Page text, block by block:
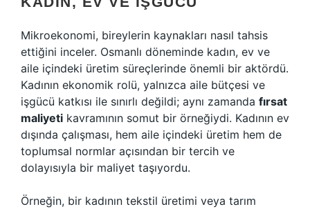
Mikroekonomi, bireylerin kaynakları nasıl tahsis
ettiğini inceler. Osmanlı döneminde kadın, ev ve
aile içindeki üretim süreçlerinde önemli bir aktördü.
Kadının ekonomik rolü, yalnızca aile bütçesi ve
işgücü katkısı ile sınırlı değildi; aynı zamanda fırsat
maliyeti kavramının somut bir örneğiydi. Kadının ev
dışında çalışması, hem aile içindeki üretim hem de
toplumsal normlar açısından bir tercih ve
dolayısıyla bir maliyet taşıyordu.
Örneğin, bir kadının tekstil üretimi veya tarım